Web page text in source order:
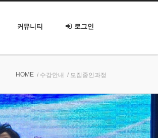
커뮤니티 로그인
HOME / 수강안내 / 모집중인과정